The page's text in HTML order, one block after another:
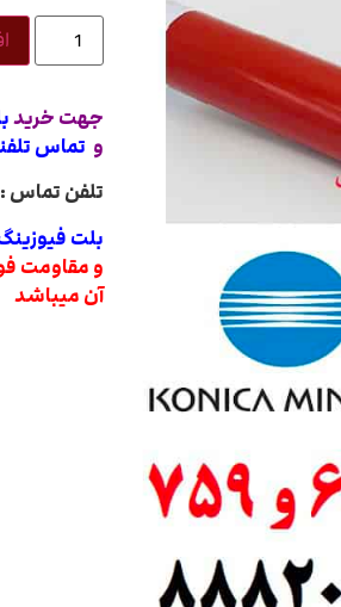
جهت خرید
و تماس
تلفن تماس : 02188349357 , 02188322485 , 02188840764 , 02188820031
بلت فیوزینگ سری 9 کونیکا
و مقاومت
آن میباشد